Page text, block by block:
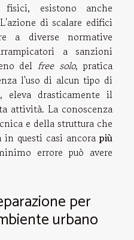
esistono anche
di scalare edifici
a diverse normative
a sanzioni
del free solo, pratica
l'uso di alcun tipo di
eleva drasticamente il
attività. La conoscenza
e della struttura che
questi casi ancora più
errore può avere
per
urbano